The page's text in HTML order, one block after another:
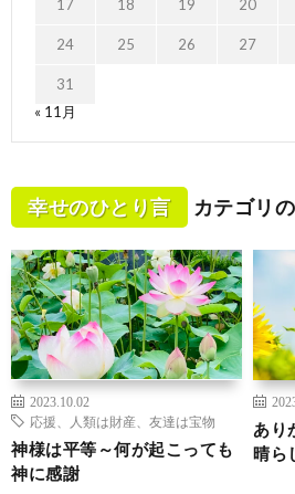
17 18 19 20
24 25 26 27
31
« 11月
幸せのひとり言 カテゴリ
2023.10.02
応援、人類は財産、友達は宝物
神様は平等～何が起こっても
神に感謝
あり
晴ら